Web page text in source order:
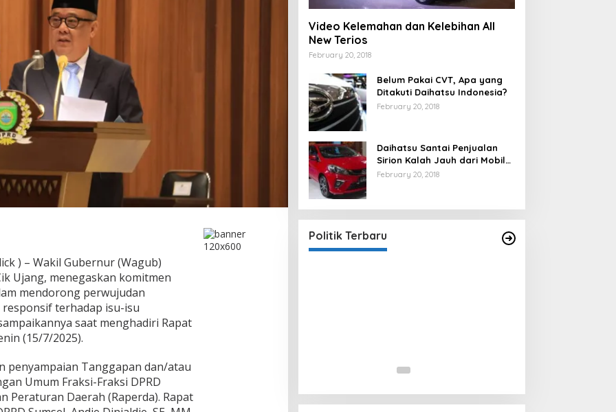
) – Wakil Gubernur (Wagub)
Ujang, menegaskan komitmen
mendorong perwujudan
terhadap isu-isu
saat menghadiri Rapat
(15/7/2025).
penyampaian Tanggapan dan/atau
Umum Fraksi-Fraksi DPRD
Peraturan Daerah (Raperda). Rapat
Video Kelemahan dan Kelebihan All
New Terios
February 20, 2018
Belum Pakai CVT, Apa yang
Ditakuti Daihatsu Indonesia?
February 20, 2018
Daihatsu Santai Penjualan
Sirion Kalah Jauh dari Mobil
LCGC
February 20, 2018
Politik Terbaru
Ini Dia Hubungan Partai Garuda
Strategi PPP Menangkan Duet
Ganjar dan Gus Yasin
In Berita, Politik |